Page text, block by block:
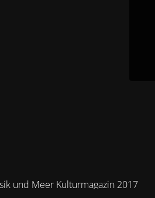
und Meer Kulturmagazin 2017